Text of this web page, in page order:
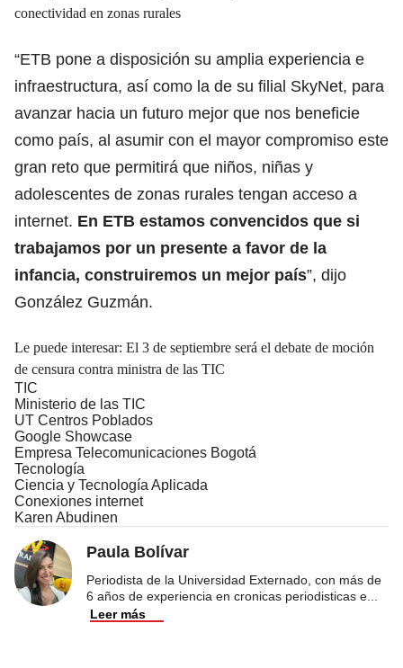
conectividad en zonas rurales
“ETB pone a disposición su amplia experiencia e
infraestructura, así como la de su filial SkyNet, para
avanzar hacia un futuro mejor que nos beneficie
como país, al asumir con el mayor compromiso este
gran reto que permitirá que niños, niñas y
adolescentes de zonas rurales tengan acceso a
internet. En ETB estamos convencidos que si
trabajamos por un presente a favor de la
infancia, construiremos un mejor país”, dijo
González Guzmán.
Le puede interesar: El 3 de septiembre será el debate de moción
de censura contra ministra de las TIC
TIC
Ministerio de las TIC
UT Centros Poblados
Google Showcase
Empresa Telecomunicaciones Bogotá
Tecnología
Ciencia y Tecnología Aplicada
Conexiones internet
Karen Abudinen
Paula Bolívar
Periodista de la Universidad Externado, con más de
6 años de experiencia en cronicas periodisticas e
Leer más